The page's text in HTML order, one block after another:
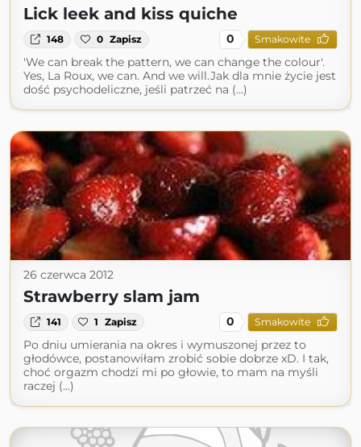
Lick leek and kiss quiche
148 0 Zapisz 0 Smakowite
'We can break the pattern, we can change the colour'.
Yes, La Roux, we can. And we will.Jak dla mnie życie jest
dość psychodeliczne, jeśli patrzeć na (...)
26 czerwca 2012
Strawberry slam jam
141 1 Zapisz 0 Smakowite
Po dniu umierania na okres i wymuszonej przez to
głodówce, postanowiłam zrobić sobie dobrze xD. I tak,
choć orgazm chodzi mi po głowie, to mam na myśli
raczej (...)